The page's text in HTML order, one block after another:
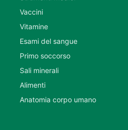
Vaccini
Vitamine
Esami del sangue
Primo soccorso
Sali minerali
Alimenti
Anatomia corpo umano